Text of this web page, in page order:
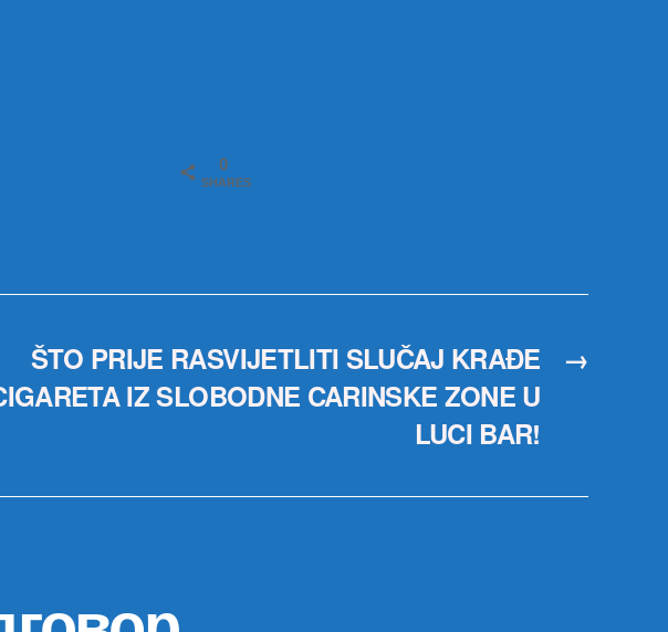
0
SHARES
→
ŠTO PRIJE RASVIJETLITI SLUČAJ KRAĐE
IZ SLOBODNE CARINSKE ZONE U
LUCI BAR!